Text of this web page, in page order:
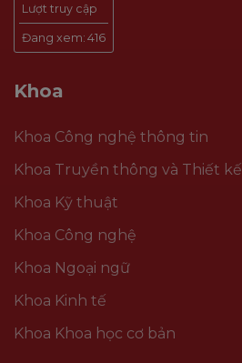
Lượt truy cập
Đang xem: 416
Khoa
Khoa Công nghệ thông tin
Khoa Truyền thông và Thiết kế
Khoa Kỹ thuật
Khoa Công nghệ
Khoa Ngoại ngữ
Khoa Kinh tế
Khoa Khoa học cơ bản